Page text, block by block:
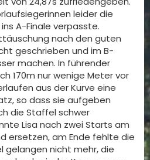
leider die
A-Finale verpasste.
nach den guten
geschrieben und im B-
machen. In führender
170m nur wenige Meter vor
aus der Kurve eine
so dass sie aufgeben
die Staffel schwer
Lisa nach zwei Starts am
ersetzen, am Ende fehlte die
gelangen nicht mehr, die